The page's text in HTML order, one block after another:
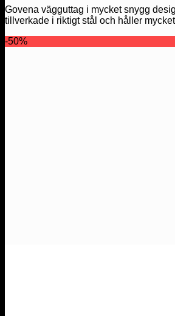
Govena vägguttag i mycket snygg
tillverkade i riktigt stål och håller
-50%